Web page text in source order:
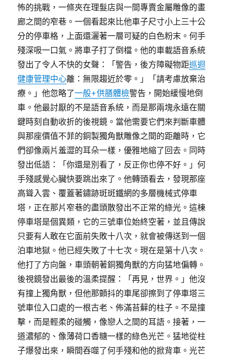
怖的挑戰，一條夾在理髮店與一間專賣金屬雕像的畫
廊之間的窄巷。一個看起來比他車子尺寸小上三十公
分的停車格，上面還灑著一層可疑的白色粉末。何手
殘深吸一口氣。將車子打了倒檔。他的車載語音系統
發出了令人不快的女聲：「警告，後方障礙物距巡迴
健康管理中心離：無限趨近於零。」「請考慮放棄治
療。」他忽略了一般+供膳體檢警告，開始緩慢地倒
車。他最討厭的不是語音系統，而是那兩塊永遠在關
鍵時刻自動收折的後視鏡。當他需要它們來判斷車體
與那座價值不菲的銅製獨角獸雕像之間的距離時，它
們卻像兩片羞澀的耳朵一樣，優雅地縮了回去。同時
發出低語：「你還是別看了，反正你也停不好。」何
手殘感覺心臟快要跳出來了。他轉頭看去，發現那座
高聳入雲、覆蓋著鏽跡斑斑鐵網的多層機械式停車
塔，正在那片窄巷的盡頭散發出不正常的綠光。這棟
停車塔是個異類，它的三號車位始終空著，並且傳說
只要有人敢在它面前失敗十八次，就會被傳送到一個
泊車地獄。他已經失敗了十七次。現在是第十八次。
他打了方向盤，車頭朝著銅獨角獸的方向猛地偏轉。
後視鏡發出最後的溫柔提醒：「再見，世界。」他沒
有撞上獨角獸，但他那顫抖的車尾卻擦到了停車塔三
號車位入口處的一根古老、佈滿苔蘚的柱子。不是撞
擊，而是輕柔的碰觸，像戀人之間的耳語。接著，一
道濃郁的、像薄荷口香糖一樣的綠色光芒。猛地從柱
子爆發出來，瞬間吞噬了何手殘和他的掀背車。光芒